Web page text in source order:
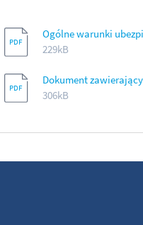
Ogólne warunki
229kB
Dokument
306kB